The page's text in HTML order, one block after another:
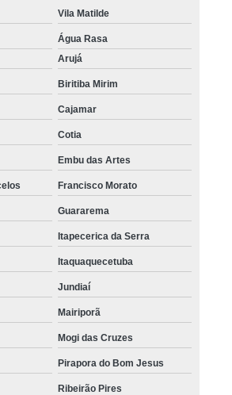
Vila Matilde
Água Rasa
Arujá
Biritiba Mirim
Cajamar
Cotia
Embu das Artes
Francisco Morato
Guararema
Itapecerica da Serra
Itaquaquecetuba
Jundiaí
Mairiporã
Mogi das Cruzes
Pirapora do Bom Jesus
Ribeirão Pires